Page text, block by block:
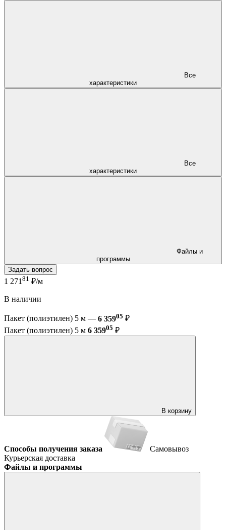
характеристики
характеристики
программы
Задать вопрос
1 271 81 ₽/м
В наличии
Пакет (полиэтилен) 5 м — 6 35905 ₽
Пакет (полиэтилен) 5 м 6 35905 ₽
В корзину
Способы получения заказа
Самовывоз
Курьерская доставка
Файлы и программы